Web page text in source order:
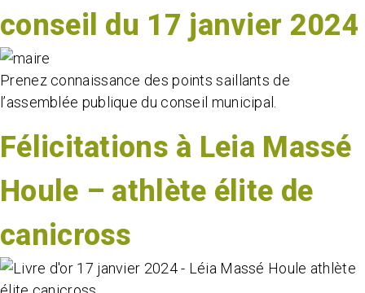
conseil du 17 janvier 2024
Prenez connaissance des points saillants de
l’assemblée publique du conseil municipal.
Félicitations à Leia Massé
Houle – athlète élite de
canicross